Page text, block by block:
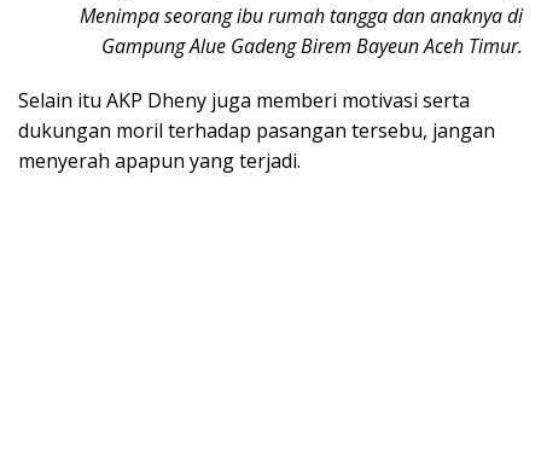
Menimpa seorang ibu rumah tangga dan anaknya di
Gampung Alue Gadeng Birem Bayeun Aceh Timur.
Selain itu AKP Dheny juga memberi motivasi serta
dukungan moril terhadap pasangan tersebu, jangan
menyerah apapun yang terjadi.